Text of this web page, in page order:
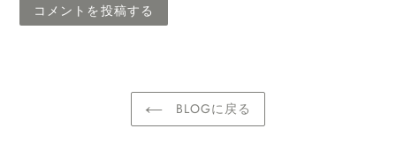
BLOGに戻る